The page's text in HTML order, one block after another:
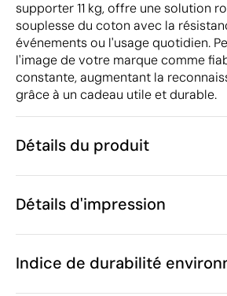
supporter 11 kg, offre une solution
souplesse du coton avec la
événements ou l'usage quotidien.
l'image de votre marque comme
constante, augmentant la
grâce à un cadeau utile et durable.
Détails du produit
Caractéristiques
Code du produit
Taille
Poids
Détails d'impression
Indice de durabilité